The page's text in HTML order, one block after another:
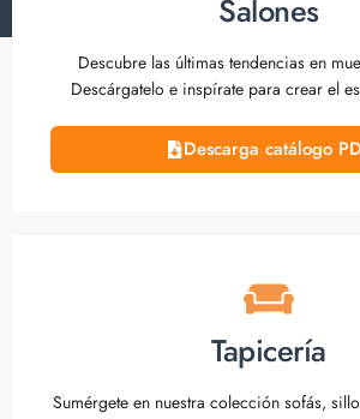
Salones
Descubre las últimas tendencias en
Descárgatelo e inspírate para crear el
Descarga catálogo
Tapicería
Sumérgete en nuestra colección sofás,